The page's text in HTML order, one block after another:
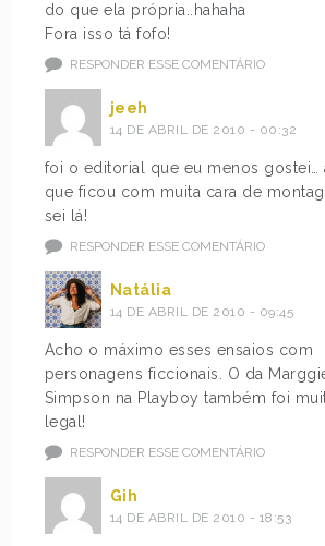
do que ela própria..hahaha
Fora isso tá fofo!
RESPONDER ESSE COMENTÁRIO
jeeh
14 DE ABRIL DE 2010 - 00:32
foi o editorial que eu menos gostei…
que ficou com muita cara de
sei lá!
RESPONDER ESSE COMENTÁRIO
Natália
14 DE ABRIL DE 2010 - 09:45
Acho o máximo esses ensaios com
personagens ficcionais. O da
Simpson na Playboy também foi
legal!
RESPONDER ESSE COMENTÁRIO
Gih
14 DE ABRIL DE 2010 - 18:53